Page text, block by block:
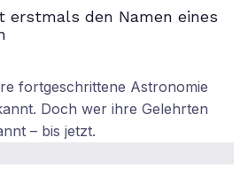
erstmals den Namen eines
fortgeschrittene Astronomie
Doch wer ihre Gelehrten
– bis jetzt.